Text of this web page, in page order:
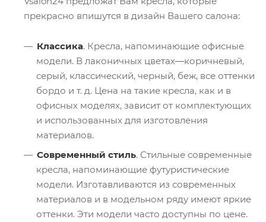
прекрасно впишутся в дизайн Вашего салона:
Классика. Кресла, напоминающие офисные
модели. В лаконичных цветах―коричневый,
серый, классический, черный, беж, все оттенки
бордо и т. д. Цена на такие кресла, как и в
офисных моделях, зависит от комплектующих
и использованных для изготовления
материалов.
Современный стиль. Стильные современные
кресла, напоминающие футуристические
модели. Изготавливаются из современных
материалов и в модельном ряду имеют яркие
оттенки. Эти модели часто доступны по цене.